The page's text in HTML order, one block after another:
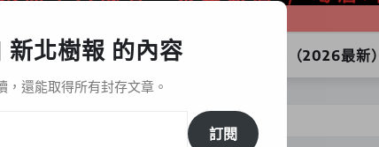
星漩酒哪裡買｜官方購買通路與LINE訂購（2026最新）
新北樹報 的內容
，還能取得所有封存文章。
訂閱